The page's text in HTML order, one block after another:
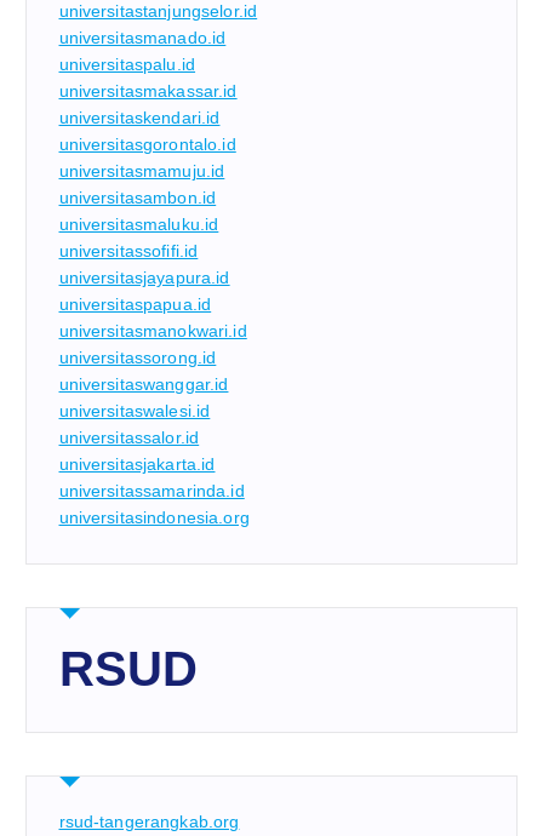
universitastanjungselor.id
universitasmanado.id
universitaspalu.id
universitasmakassar.id
universitaskendari.id
universitasgorontalo.id
universitasmamuju.id
universitasambon.id
universitasmaluku.id
universitassofifi.id
universitasjayapura.id
universitaspapua.id
universitasmanokwari.id
universitassorong.id
universitaswanggar.id
universitaswalesi.id
universitassalor.id
universitasjakarta.id
universitassamarinda.id
universitasindonesia.org
RSUD
rsud-tangerangkab.org